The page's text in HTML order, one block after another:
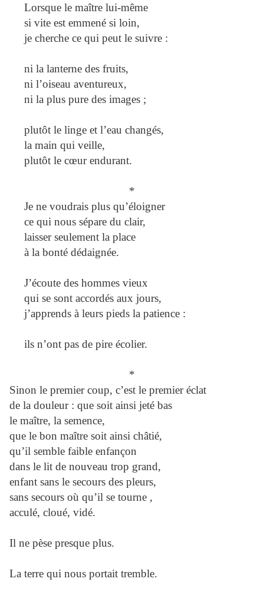
Lorsque le maître lui-même
si vite est emmené si loin,
je cherche ce qui peut le suivre :
ni la lanterne des fruits,
ni l’oiseau aventureux,
ni la plus pure des images ;
plutôt le linge et l’eau changés,
la main qui veille,
plutôt le cœur endurant.
*
Je ne voudrais plus qu’éloigner
ce qui nous sépare du clair,
laisser seulement la place
à la bonté dédaignée.
J’écoute des hommes vieux
qui se sont accordés aux jours,
j’apprends à leurs pieds la patience :
ils n’ont pas de pire écolier.
*
Sinon le premier coup, c’est le premier éclat
de la douleur : que soit ainsi jeté bas
le maître, la semence,
que le bon maître soit ainsi châtié,
qu’il semble faible enfançon
dans le lit de nouveau trop grand,
enfant sans le secours des pleurs,
sans secours où qu’il se tourne ,
acculé, cloué, vidé.
Il ne pèse presque plus.
La terre qui nous portait tremble.